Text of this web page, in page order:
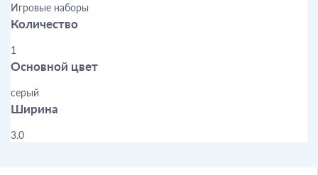
Игровые наборы
Количество
1
Основной цвет
серый
Ширина
3.0